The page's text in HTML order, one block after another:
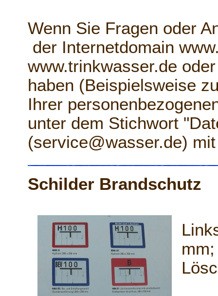
Wenn Sie Fragen oder
der Internetdomain
www.trinkwasser.de
haben (Beispielsweise
Ihrer
unter dem Stichwort
(service@wasser.de)
Schilder Brandschutz